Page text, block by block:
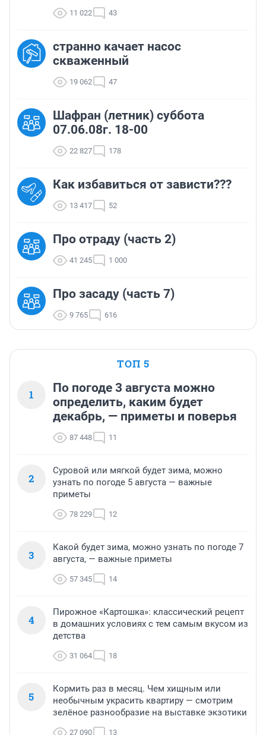
11 022 43
странно качает насос
скваженный
19 062 47
Шафран (летник) суббота
07.06.08г. 18-00
22 827 178
Как избавиться от зависти???
13 417 52
Про отраду (часть 2)
41 245 1 000
Про засаду (часть 7)
9 765 616
ТОП 5
1
По погоде 3 августа можно
определить, каким будет
декабрь, — приметы и поверья
87 448 11
2
Суровой или мягкой будет зима, можно
узнать по погоде 5 августа — важные
приметы
78 229 12
3
Какой будет зима, можно узнать по погоде 7
августа, — важные приметы
57 345 14
4
Пирожное «Картошка»: классический рецепт
в домашних условиях с тем самым вкусом из
детства
31 064 18
5
Кормить раз в месяц. Чем хищным или
необычным украсить квартиру — смотрим
зелёное разнообразие на выставке экзотики
27 090 13